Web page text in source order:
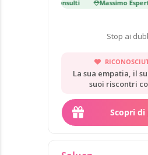
Già 27 000 consulti Massimo Esperto
Stop ai
La sua empatia, il
suoi riscontri
Scopri di